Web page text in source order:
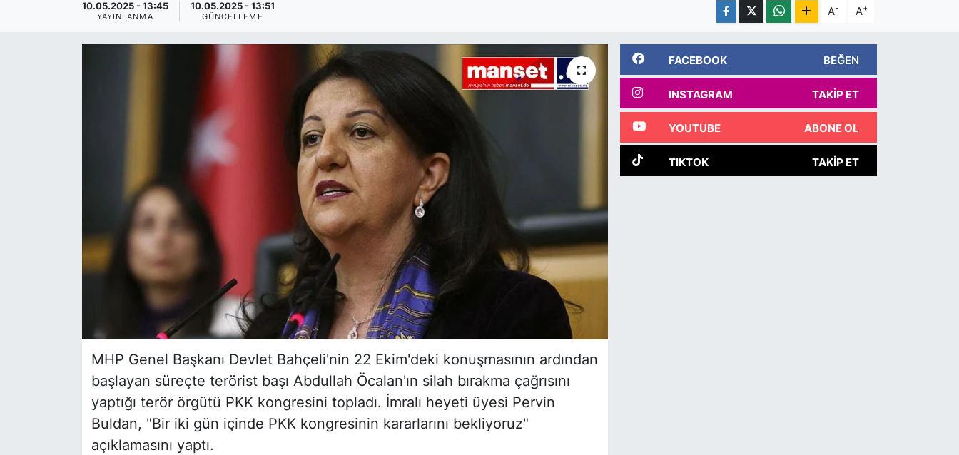
10.05.2025 - 13:45
YAYINLANMA
10.05.2025 - 13:51
GÜNCELLEME A- A+
MHP Genel Başkanı Devlet Bahçeli'nin 22 Ekim'deki konuşmasının ardından
başlayan süreçte terörist başı Abdullah Öcalan'ın silah bırakma çağrısını
yaptığı terör örgütü PKK kongresini topladı. İmralı heyeti üyesi Pervin
Buldan, "Bir iki gün içinde PKK kongresinin kararlarını bekliyoruz"
açıklamasını yaptı.
FACEBOOK BEĞEN
INSTAGRAM TAKIP ET
YOUTUBE ABONE OL
TIKTOK TAKIP ET
EKONOMİ
Haber Arşivi